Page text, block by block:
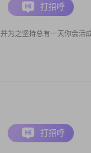
为之坚持总有一天你会活
打招呼
打招呼